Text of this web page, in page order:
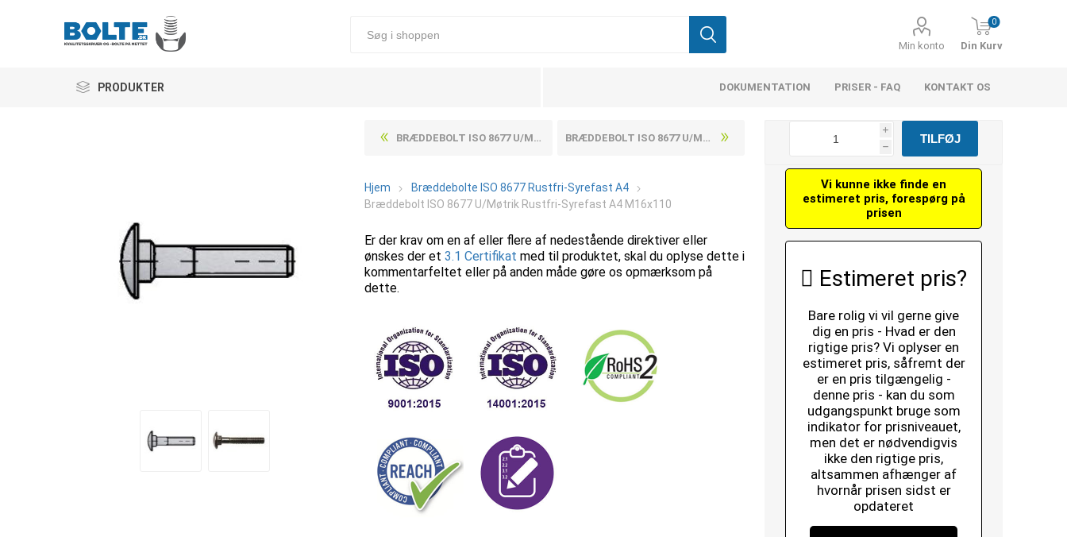
Min konto
0
Din Kurv
PRODUKTER DOKUMENTATION PRISER - FAQ KONTAKT OS
BRÆDDEBOLT ISO 8677 U/MØTRIK RUSTFRI-SYREFAST A4 M16X100 BRÆDDEBOLT ISO 8677 U/MØTRIK RUSTFRI-SYREFAST A4 M16X120
Hjem
Bræddebolte ISO 8677 Rustfri-Syrefast A4
Bræddebolt ISO 8677 U/Møtrik Rustfri-Syrefast A4 M16x110
Er der krav om en af eller flere af nedestående direktiver eller
ønskes der et3.1 Certifikat med til produktet, skal du oplyse dette i
kommentarfeltet eller på anden måde gøre os opmærksom på
dette.
i
h
Vi kunne ikke finde en
estimeret pris, forespørg på
prisen
Estimeret pris?
Bare rolig vi vil gerne give
dig en pris - Hvad er den
rigtige pris? Vi oplyser en
estimeret pris, såfremt der
er en pris tilgængelig -
denne pris - kan du som
udgangspunkt bruge som
indikator for prisniveauet,
men det er nødvendigvis
ikke den rigtige pris,
altsammen afhænger af
hvornår prisen sidst er
opdateret